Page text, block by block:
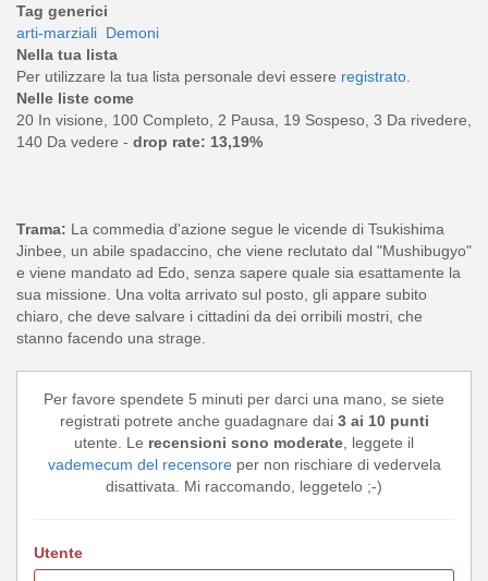
Tag generici
arti-marziali Demoni
Nella tua lista
Per utilizzare la tua lista personale devi essere registrato.
Nelle liste come
20 In visione, 100 Completo, 2 Pausa, 19 Sospeso, 3 Da rivedere,
140 Da vedere - drop rate: 13,19%
Trama: La commedia d'azione segue le vicende di Tsukishima
Jinbee, un abile spadaccino, che viene reclutato dal "Mushibugyo"
e viene mandato ad Edo, senza sapere quale sia esattamente la
sua missione. Una volta arrivato sul posto, gli appare subito
chiaro, che deve salvare i cittadini da dei orribili mostri, che
stanno facendo una strage.
Per favore spendete 5 minuti per darci una mano, se siete
registrati potrete anche guadagnare dai 3 ai 10 punti
utente. Le recensioni sono moderate, leggete il
vademecum del recensoreper non rischiare di vedervela
disattivata. Mi raccomando, leggetelo ;-)
Utente